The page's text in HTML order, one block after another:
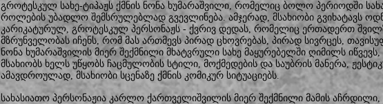
გროტესკულ სახე-ტიპაჟს ქმნის ნონა ხუმარაშვილი, რომელიც ბოლო პერიოდში
როლების უბადლო შემსრულებლად გვევლინება. ამჯერად, მსახიობი გვიხატავს
კარიკატურულ, გროტესკულ პერსონაჟს - ქვრივ დედას, რომელიც ერთადერთ
მზრუნველობას იჩენს, რომ მას ართმევს პირად ცხოვრებას, პირად სივრცეს,
ნონა ხუმარაშვილის მიერ შექმნილი მხატვრული სახე მაყურებელში ღიმილს იწვევს,
მსახიობს ხელს უწყობს ჩაცმულობის სტილი, მოქმედების და საუბრის მანერა,
ამავდროულად, მსახიობი სცენაზე ქმნის კომიკურ სიტუაციებს.
სახასიათო პერსონაჟია კარლო ქართველიშვილის მიერ შექმნილი მამის